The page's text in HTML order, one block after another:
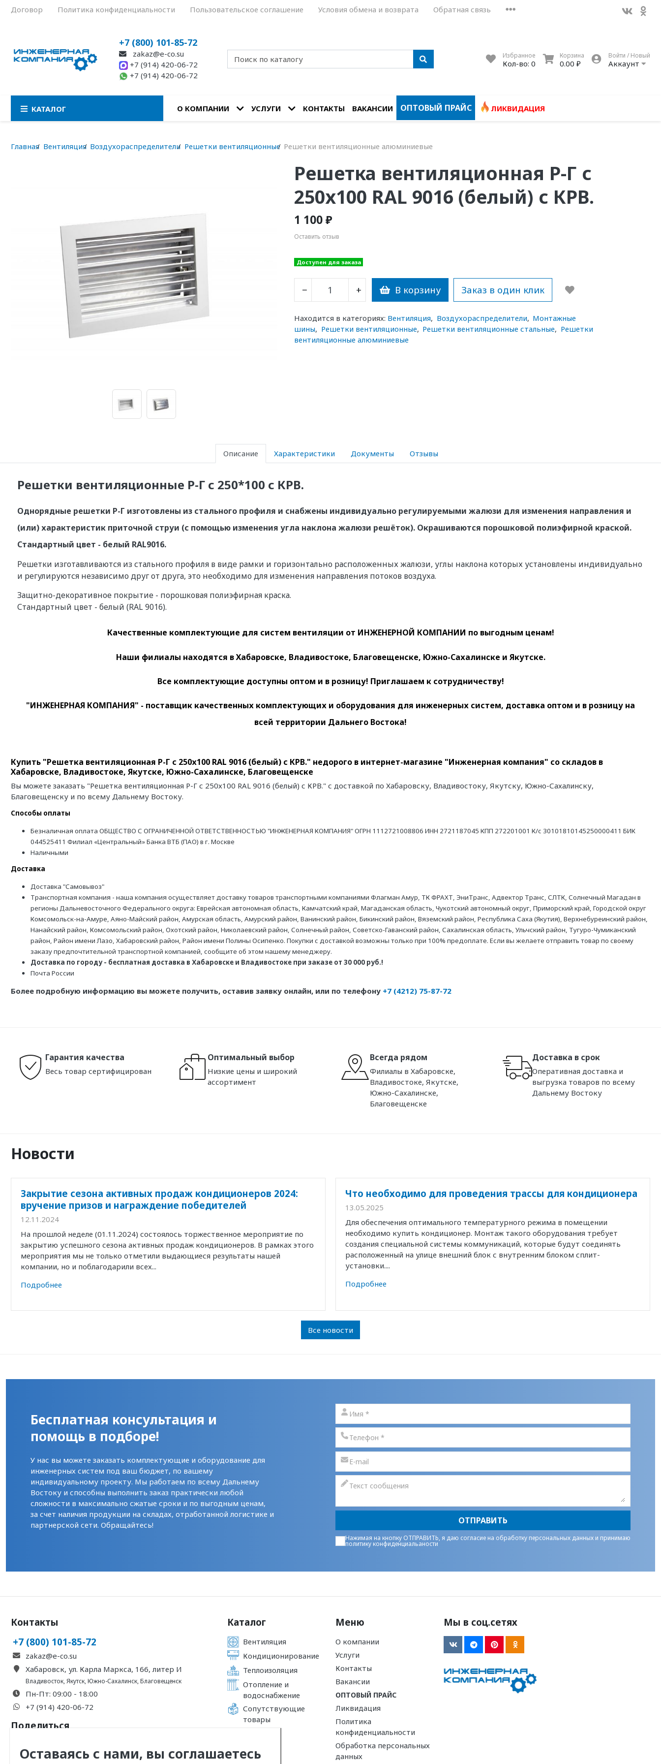
Договор Политика конфиденциальности Пользовательское соглашение Условия обмена и возврата Обратная связь
+7 (800) 101-85-72
zakaz@e-co.su
+7 (914) 420-06-72
+7 (914) 420-06-72
Избранное
Кол-во: 0
Корзина
0.00 ₽
Войти / Новый
Аккаунт
КАТАЛОГ О КОМПАНИИ УСЛУГИ КОНТАКТЫ ВАКАНСИИ ОПТОВЫЙ ПРАЙС ЛИКВИДАЦИЯ
Главная Вентиляция Воздухораспределители Решетки вентиляционные Решетки вентиляционные алюминиевые
Решетка вентиляционная Р-Г с
250х100 RAL 9016 (белый) с КРВ.
1 100 ₽
Оставить отзыв
Доступен для заказа
− + В корзину Заказ в один клик
Находится в категориях: Вентиляция, Воздухораспределители, Монтажные
шины, Решетки вентиляционные, Решетки вентиляционные стальные, Решетки
вентиляционные алюминиевые
Описание Характеристики Документы Отзывы
Решетки вентиляционные Р-Г с 250*100 с КРВ.
Однорядные решетки Р-Г изготовлены из стального профиля и снабжены индивидуально регулируемыми жалюзи для изменения направления и
(или) характеристик приточной струи (с помощью изменения угла наклона жалюзи решёток). Окрашиваются порошковой полиэфирной краской.
Стандартный цвет - белый RAL9016.
Решетки изготавливаются из стального профиля в виде рамки и горизонтально расположенных жалюзи, углы наклона которых установлены индивидуально
и регулируются независимо друг от друга, это необходимо для изменения направления потоков воздуха.
Защитно-декоративное покрытие - порошковая полиэфирная краска.
Стандартный цвет - белый (RAL 9016).
Качественные комплектующие для систем вентиляции от ИНЖЕНЕРНОЙ КОМПАНИИ по выгодным ценам!
Наши филиалы находятся в Хабаровске, Владивостоке, Благовещенске, Южно-Сахалинске и Якутске.
Все комплектующие доступны оптом и в розницу! Приглашаем к сотрудничеству!
"ИНЖЕНЕРНАЯ КОМПАНИЯ" - поставщик качественных комплектующих и оборудования для инженерных систем, доставка оптом и в розницу на
всей территории Дальнего Востока!
Купить "Решетка вентиляционная Р-Г с 250х100 RAL 9016 (белый) с КРВ." недорого в интернет-магазине "Инженерная компания" со складов в
Хабаровске, Владивостоке, Якутске, Южно-Сахалинске, Благовещенске
Вы можете заказать "Решетка вентиляционная Р-Г с 250х100 RAL 9016 (белый) с КРВ." с доставкой по Хабаровску, Владивостоку, Якутску, Южно-Сахалинску,
Благовещенску и по всему Дальнему Востоку.
Способы оплаты
Безналичная оплата ОБЩЕСТВО С ОГРАНИЧЕННОЙ ОТВЕТСТВЕННОСТЬЮ "ИНЖЕНЕРНАЯ КОМПАНИЯ" ОГРН 1112721008806 ИНН 2721187045 КПП 272201001 К/с 30101810145250000411 БИК
044525411 Филиал «Центральный» Банка ВТБ (ПАО) в г. Москве
Наличными
Доставка
Доставка "Самовывоз"
Транспортная компания - наша компания осуществляет доставку товаров транспортными компаниями Флагман Амур, ТК ФРАХТ, ЭниТранс, Адвектор Транс, СЛТК, Солнечный Магадан в
регионы Дальневосточного Федерального округа: Еврейская автономная область, Камчатский край, Магаданская область, Чукотский автономный округ, Приморский край, Городской округ
Комсомольск-на-Амуре, Аяно-Майский район, Амурская область, Амурский район, Ванинский район, Бикинский район, Вяземский район, Республика Саха (Якутия), Верхнебуреинский район,
Нанайский район, Комсомольский район, Охотский район, Николаевский район, Солнечный район, Советско-Гаванский район, Сахалинская область, Ульчский район, Тугуро-Чумиканский
район, Район имени Лазо, Хабаровский район, Район имени Полины Осипенко. Покупки с доставкой возможны только при 100% предоплате. Если вы желаете отправить товар по своему
заказу предпочтительной транспортной компанией, сообщите об этом нашему менеджеру.
Доставка по городу - бесплатная доставка в Хабаровске и Владивостоке при заказе от 30 000 руб.!
Почта России
Более подробную информацию вы можете получить, оставив заявку онлайн, или по телефону +7 (4212) 75-87-72
Гарантия качества
Весь товар сертифицирован
Оптимальный выбор
Низкие цены и широкий
ассортимент
Всегда рядом
Филиалы в Хабаровске,
Владивостоке, Якутске,
Южно-Сахалинске,
Благовещенске
Доставка в срок
Оперативная доставка и
выгрузка товаров по всему
Дальнему Востоку
Новости
Закрытие сезона активных продаж кондиционеров 2024:
вручение призов и награждение победителей
12.11.2024
На прошлой неделе (01.11.2024) состоялось торжественное мероприятие по
закрытию успешного сезона активных продаж кондиционеров. В рамках этого
мероприятия мы не только отметили выдающиеся результаты нашей
компании, но и поблагодарили всех...
Подробнее
Что необходимо для проведения трассы для кондиционера
13.05.2025
Для обеспечения оптимального температурного режима в помещении
необходимо купить кондиционер. Монтаж такого оборудования требует
создания специальной системы коммуникаций, которые будут соединять
расположенный на улице внешний блок с внутренним блоком сплит-
установки....
Подробнее
Все новости
Бесплатная консультация и
помощь в подборе!
У нас вы можете заказать комплектующие и оборудование для
инженерных систем под ваш бюджет, по вашему
индивидуальному проекту. Мы работаем по всему Дальнему
Востоку и способны выполнить заказ практически любой
сложности в максимально сжатые сроки и по выгодным ценам,
за счет наличия продукции на складах, отработанной логистике и
партнерской сети. Обращайтесь!
ОТПРАВИТЬ
Нажимая на кнопку ОТПРАВИТЬ, я даю согласие на обработку персональных данных и принимаю
политику конфиденциальаности
Контакты
+7 (800) 101-85-72
zakaz@e-co.su
Хабаровск, ул. Карла Маркса, 166, литер И
Владивосток,Якутск,Южно-Сахалинск,Благовещенск
Пн-Пт: 09:00 - 18:00
+7 (914) 420-06-72
Поделиться
Каталог
Вентиляция
Кондиционирование
Теплоизоляция
Отопление и
водоснабжение
Сопутствующие
товары
Меню
О компании
Услуги
Контакты
Вакансии
ОПТОВЫЙ ПРАЙС
Ликвидация
Политика
конфиденциальности
Обработка персональных
данных
Мы в соц.сетях
Оставаясь с нами, вы соглашаетесь